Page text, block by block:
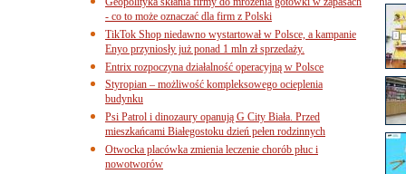
- co to może oznaczać dla firm z Polski
TikTok Shop niedawno wystartował w Polsce, a kampanie
Enyo przyniosły już ponad 1 mln zł sprzedaży.
Entrix rozpoczyna działalność operacyjną w Polsce
Styropian – możliwość kompleksowego ocieplenia
budynku
Psi Patrol i dinozaury opanują G City Biała. Przed
mieszkańcami Białegostoku dzień pełen rodzinnych
Otwocka placówka zmienia leczenie chorób płuc i
nowotworów